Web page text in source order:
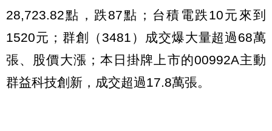
28,723.82點，跌87點；台積電跌10元來到
1520元；群創（3481）成交爆大量超過68萬
張、股價大漲；本日掛牌上市的00992A主動
群益科技創新，成交超過17.8萬張。